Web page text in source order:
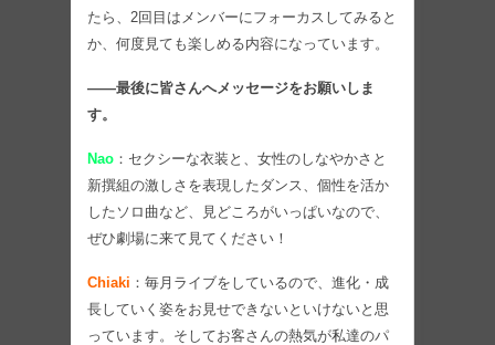
たら、2回目はメンバーにフォーカスしてみると
か、何度見ても楽しめる内容になっています。
――最後に皆さんへメッセージをお願いしま
す。
Nao ：セクシーな衣装と、女性のしなやかさと
新撰組の激しさを表現したダンス、個性を活か
したソロ曲など、見どころがいっぱいなので、
ぜひ劇場に来て見てください！
Chiaki ：毎月ライブをしているので、進化・成
長していく姿をお見せできないといけないと思
っています。そしてお客さんの熱気が私達のパ